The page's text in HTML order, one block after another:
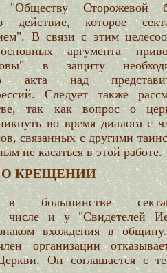
"Обществу Сторожевой
действие, которое
В связи с этим
аргумента
в защиту
акта над
Следует также
так как вопрос о
во время диалога с
связанных с другими
не касаться в этой работе.
О КРЕЩЕНИИ
в большинстве
числе и у "Свидетелей
вхождения в
организации
Он соглашается с